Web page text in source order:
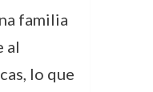
familia
al
lo que